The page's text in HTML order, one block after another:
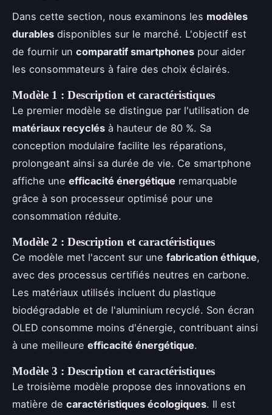
Dans cette section, nous examinons les modèles
durables disponibles sur le marché. L'objectif est
de fournir un comparatif smartphones pour aider
les consommateurs à faire des choix éclairés.
Modèle 1 : Description et caractéristiques
Le premier modèle se distingue par l'utilisation de
matériaux recyclés à hauteur de 80 %. Sa
conception modulaire facilite les réparations,
prolongeant ainsi sa durée de vie. Ce smartphone
affiche une efficacité énergétique remarquable
grâce à son processeur optimisé pour une
consommation réduite.
Modèle 2 : Description et caractéristiques
Ce modèle met l'accent sur une fabrication éthique,
avec des processus certifiés neutres en carbone.
Les matériaux utilisés incluent du plastique
biodégradable et de l'aluminium recyclé. Son écran
OLED consomme moins d'énergie, contribuant ainsi
à une meilleure efficacité énergétique.
Modèle 3 : Description et caractéristiques
Le troisième modèle propose des innovations en
matière de caractéristiques écologiques. Il est